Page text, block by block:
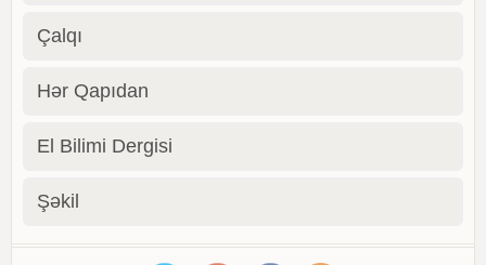
Çalqı
Hər Qapıdan
El Bilimi Dergisi
Şəkil